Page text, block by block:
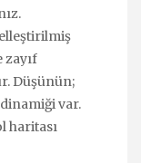
zayıf
Düşünün;
var.
haritası